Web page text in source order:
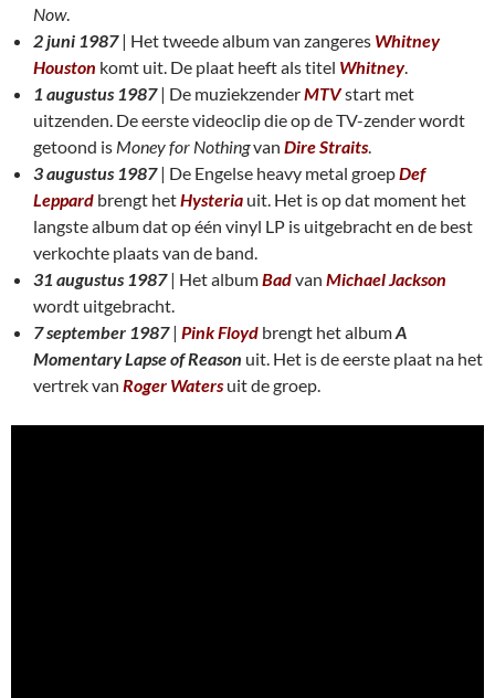
Now.
2 juni 1987| Het tweede album van zangeres Whitney
Houston komt uit. De plaat heeft als titel Whitney.
1 augustus 1987| De muziekzenderMTVstart met
uitzenden. De eerste videoclip die op de TV-zender wordt
getoond is Money for Nothingvan Dire Straits.
3 augustus 1987| De Engelse heavy metal groepDef
Leppard brengt hetHysteria uit. Het is op dat moment het
langste album dat op één vinyl LP is uitgebracht en de best
verkochte plaats van de band.
31 augustus 1987| Het albumBadvan Michael Jackson
wordt uitgebracht.
7 september 1987| Pink Floyd brengt het albumA
Momentary Lapse of Reason uit. Het is de eerste plaat na het
vertrek van Roger Watersuit de groep.